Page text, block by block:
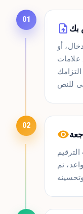
01
بك
أو
02
الترقيم
ثم